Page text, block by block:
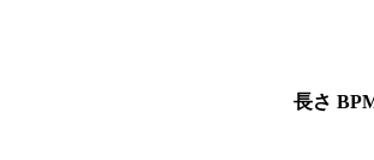
長さ